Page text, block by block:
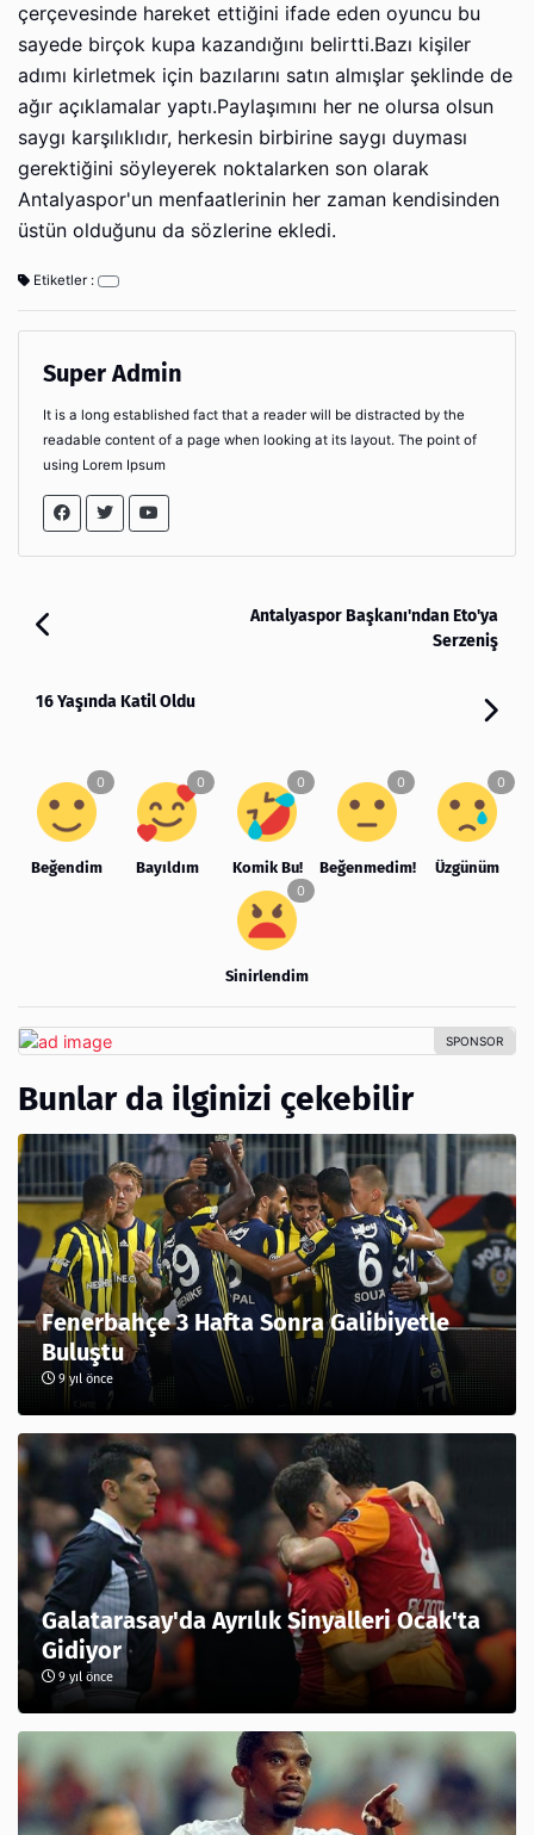
çerçevesinde hareket ettiğini ifade eden oyuncu bu
sayede birçok kupa kazandığını belirtti.Bazı kişiler
adımı kirletmek için bazılarını satın almışlar şeklinde de
ağır açıklamalar yaptı.Paylaşımını her ne olursa olsun
saygı karşılıklıdır, herkesin birbirine saygı duyması
gerektiğini söyleyerek noktalarken son olarak
Antalyaspor'un menfaatlerinin her zaman kendisinden
üstün olduğunu da sözlerine ekledi.
Etiketler :
Super Admin
It is a long established fact that a reader will be distracted by the
readable content of a page when looking at its layout. The point of
using Lorem Ipsum
Antalyaspor Başkanı'ndan Eto'ya
Serzeniş
16 Yaşında Katil Oldu
Beğendim Bayıldım Komik Bu! Beğenmedim! Üzgünüm
Sinirlendim
Bunlar da ilginizi çekebilir
Fenerbahçe 3 Hafta Sonra Galibiyetle
Buluştu
9 yıl önce
Galatarasay'da Ayrılık Sinyalleri Ocak'ta
Gidiyor
9 yıl önce